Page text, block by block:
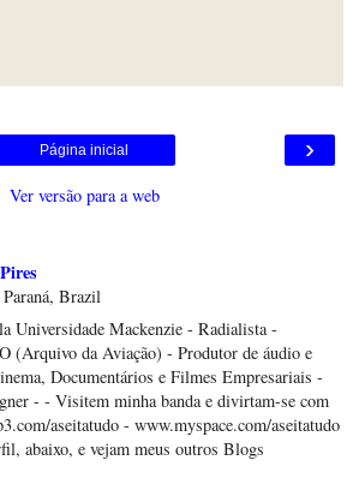
›
Página inicial
Ver versão para a web
Brazil
Universidade Mackenzie - Radialista -
(Arquivo da Aviação) - Produtor de áudio e
Documentários e Filmes Empresariais -
- - Visitem minha banda e divirtam-se com
aseitatudo - www.myspace.com/aseitatudo
abaixo, e vejam meus outros Blogs